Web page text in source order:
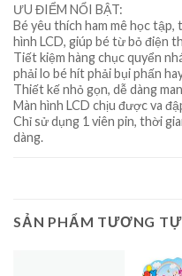
ƯU ĐIỂM NỔI BẬT:
Bé yêu thích ham mê học
hình LCD, giúp bé từ bỏ điện
Tiết kiệm hàng chục quyển
phải lo bé hít phải bụi phấn
Thiết kế nhỏ gọn, dễ dàng
Màn hình LCD chịu được va
Chỉ sử dụng 1 viên pin, thời
dàng.
SẢN PHẨM TƯƠNG TỰ